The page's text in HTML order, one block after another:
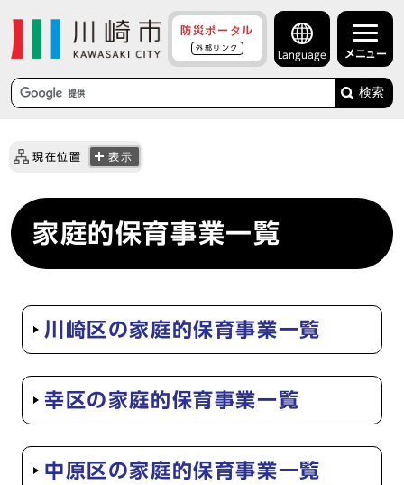
防災ポータル
外部リンク
Language メニュー
検索
現在位置 表示
家庭的保育事業一覧
川崎区の家庭的保育事業一覧
幸区の家庭的保育事業一覧
中原区の家庭的保育事業一覧